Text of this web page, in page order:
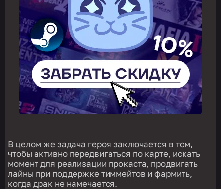
В целом же задача героя заключается в том,
чтобы активно передвигаться по карте, искать
момент для реализации прокаста, продвигать
лайны при поддержке тиммейтов и фармить,
когда драк не намечается.